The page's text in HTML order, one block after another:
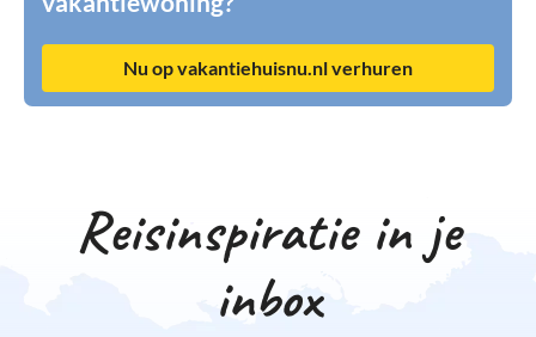
Nu op vakantiehuisnu.nl verhuren
Reisinspiratie in je
inbox